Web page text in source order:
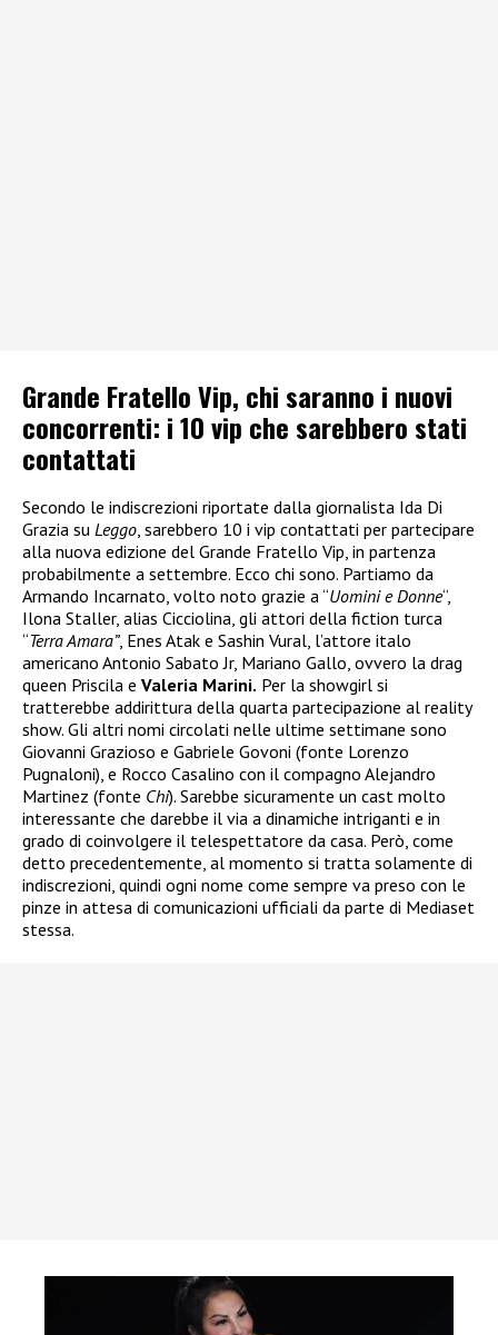
Grande Fratello Vip, chi saranno i nuovi
concorrenti: i 10 vip che sarebbero stati
contattati
Secondo le indiscrezioni riportate dalla giornalista Ida Di
Grazia su Leggo, sarebbero 10 i vip contattati per partecipare
alla nuova edizione del Grande Fratello Vip, in partenza
probabilmente a settembre. Ecco chi sono. Partiamo da
Armando Incarnato, volto noto grazie a “Uomini e Donne“,
Ilona Staller, alias Cicciolina, gli attori della fiction turca
“Terra Amara”, Enes Atak e Sashin Vural, l’attore italo
americano Antonio Sabato Jr, Mariano Gallo, ovvero la drag
queen Priscila e Valeria Marini. Per la showgirl si
tratterebbe addirittura della quarta partecipazione al reality
show. Gli altri nomi circolati nelle ultime settimane sono
Giovanni Grazioso e Gabriele Govoni (fonte Lorenzo
Pugnaloni), e Rocco Casalino con il compagno Alejandro
Martinez (fonte Chi). Sarebbe sicuramente un cast molto
interessante che darebbe il via a dinamiche intriganti e in
grado di coinvolgere il telespettatore da casa. Però, come
detto precedentemente, al momento si tratta solamente di
indiscrezioni, quindi ogni nome come sempre va preso con le
pinze in attesa di comunicazioni ufficiali da parte di Mediaset
stessa.